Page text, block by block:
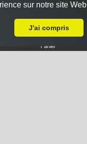
Panier
sur notre site Web
J'ai compris